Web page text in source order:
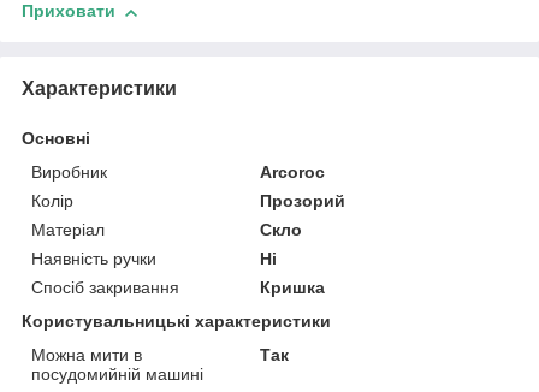
Приховати
Характеристики
Основні
Виробник
Arcoroc
Колір
Прозорий
Матеріал
Скло
Наявність ручки
Ні
Спосіб закривання
Кришка
Користувальницькі характеристики
Можна мити в
посудомийній машині
Так